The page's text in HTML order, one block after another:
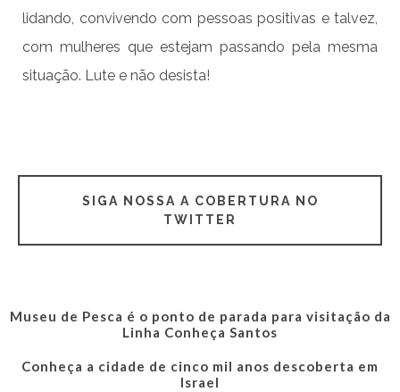
lidando, convivendo com pessoas positivas e talvez,
com mulheres que estejam passando pela mesma
situação. Lute e não desista!
SIGA NOSSA A COBERTURA NO
TWITTER
Museu de Pesca é o ponto de parada para visitação da
Linha Conheça Santos
Conheça a cidade de cinco mil anos descoberta em
Israel